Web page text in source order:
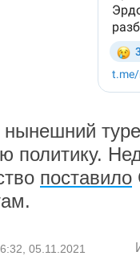
нынешний
политику.
поставило
05.11.2021